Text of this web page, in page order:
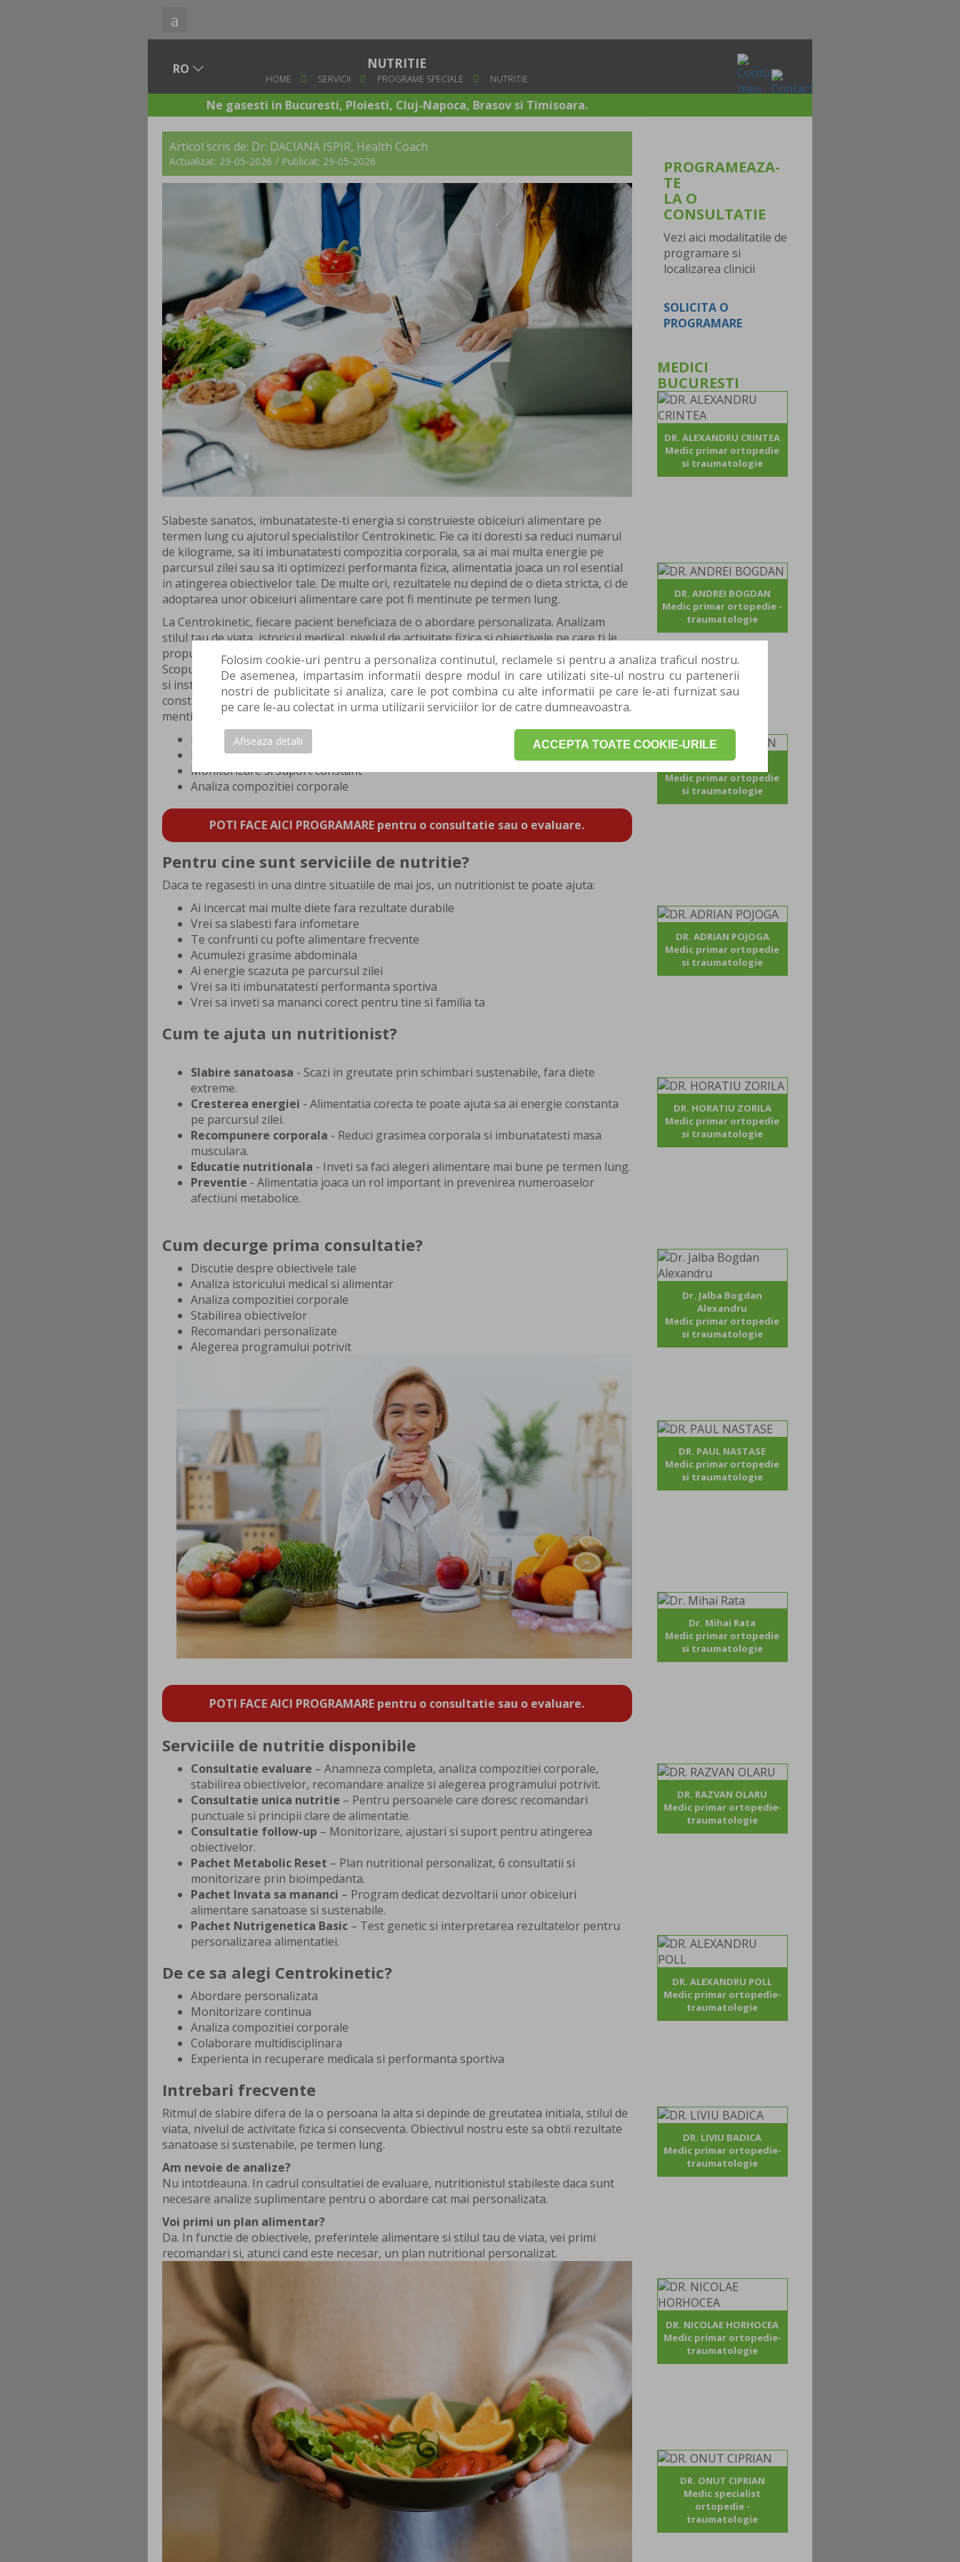
Folosim cookie-uri pentru a personaliza continutul, reclamele si pentru a analiza traficul nostru.
De asemenea, impartasim informatii despre modul in care utilizati site-ul nostru cu partenerii
nostri de publicitate si analiza, care le pot combina cu alte informatii pe care le-ati furnizat sau
pe care le-au colectat in urma utilizarii serviciilor lor de catre dumneavoastra.
ACCEPTA TOATE COOKIE-URILE
Afiseaza detalii
NUTRITIE
HOME SERVICII PROGRAME SPECIALE NUTRITIE
Ne gasesti in Bucuresti, Ploiesti, Cluj-Napoca, Brasov si Timisoara.
Articol scris de: Dr. DACIANA ISPIR, Health Coach
Actualizat: 29-05-2026 / Publicat: 29-05-2026
Slabeste sanatos, imbunatateste-ti energia si construieste obiceiuri alimentare pe
termen lung cu ajutorul specialistilor Centrokinetic. Fie ca iti doresti sa reduci numarul
de kilograme, sa iti imbunatatesti compozitia corporala, sa ai mai multa energie pe
parcursul zilei sau sa iti optimizezi performanta fizica, alimentatia joaca un rol esential
in atingerea obiectivelor tale. De multe ori, rezultatele nu depind de o dieta stricta, ci de
adoptarea unor obiceiuri alimentare care pot fi mentinute pe termen lung.
La Centrokinetic, fiecare pacient beneficiaza de o abordare personalizata. Analizam
stilul tau de viata, istoricul medical, nivelul de activitate fizica si obiectivele pe care ti le
propui pentru a construi recomandari adaptate nevoilor tale reale.
Scopul nostru nu este doar sa te ajutam sa obtii rezultate, ci si sa iti oferim cunostintele
si instrumentele necesare pentru a face alegeri alimentare mai bune zi de zi. Astfel, poti
construi o relatie mai echilibrata cu mancarea si poti obtine schimbari care sa se
mentina in timp.
Evaluare completa
Plan nutritional personalizat
Monitorizare si suport constant
Analiza compozitiei corporale
POTI FACE AICI PROGRAMARE pentru o consultatie sau o evaluare.
Pentru cine sunt serviciile de nutritie?
Daca te regasesti in una dintre situatiile de mai jos, un nutritionist te poate ajuta:
Ai incercat mai multe diete fara rezultate durabile
Vrei sa slabesti fara infometare
Te confrunti cu pofte alimentare frecvente
Acumulezi grasime abdominala
Ai energie scazuta pe parcursul zilei
Vrei sa iti imbunatatesti performanta sportiva
Vrei sa inveti sa mananci corect pentru tine si familia ta
Cum te ajuta un nutritionist?
Slabire sanatoasa - Scazi in greutate prin schimbari sustenabile, fara diete
extreme.
Cresterea energiei - Alimentatia corecta te poate ajuta sa ai energie constanta
pe parcursul zilei.
Recompunere corporala - Reduci grasimea corporala si imbunatatesti masa
musculara.
Educatie nutritionala - Inveti sa faci alegeri alimentare mai bune pe termen lung.
Preventie - Alimentatia joaca un rol important in prevenirea numeroaselor
afectiuni metabolice.
Cum decurge prima consultatie?
Discutie despre obiectivele tale
Analiza istoricului medical si alimentar
Analiza compozitiei corporale
Stabilirea obiectivelor
Recomandari personalizate
Alegerea programului potrivit
POTI FACE AICI PROGRAMARE pentru o consultatie sau o evaluare.
Serviciile de nutritie disponibile
Consultatie evaluare – Anamneza completa, analiza compozitiei corporale,
stabilirea obiectivelor, recomandare analize si alegerea programului potrivit.
Consultatie unica nutritie – Pentru persoanele care doresc recomandari
punctuale si principii clare de alimentatie.
Consultatie follow-up – Monitorizare, ajustari si suport pentru atingerea
obiectivelor.
Pachet Metabolic Reset – Plan nutritional personalizat, 6 consultatii si
monitorizare prin bioimpedanta.
Pachet Invata sa mananci – Program dedicat dezvoltarii unor obiceiuri
alimentare sanatoase si sustenabile.
Pachet Nutrigenetica Basic – Test genetic si interpretarea rezultatelor pentru
personalizarea alimentatiei.
De ce sa alegi Centrokinetic?
Abordare personalizata
Monitorizare continua
Analiza compozitiei corporale
Colaborare multidisciplinara
Experienta in recuperare medicala si performanta sportiva
Intrebari frecvente
Ritmul de slabire difera de la o persoana la alta si depinde de greutatea initiala, stilul de
viata, nivelul de activitate fizica si consecventa. Obiectivul nostru este sa obtii rezultate
sanatoase si sustenabile, pe termen lung.
Am nevoie de analize?
Nu intotdeauna. In cadrul consultatiei de evaluare, nutritionistul stabileste daca sunt
necesare analize suplimentare pentru o abordare cat mai personalizata.
Voi primi un plan alimentar?
Da. In functie de obiectivele, preferintele alimentare si stilul tau de viata, vei primi
recomandari si, atunci cand este necesar, un plan nutritional personalizat.
PROGRAMEAZA-
TE
LA O
CONSULTATIE
Vezi aici modalitatile de
programare si
localizarea clinicii
SOLICITA O
PROGRAMARE
MEDICI
BUCURESTI
DR. ALEXANDRU CRINTEA
Medic primar ortopedie
si traumatologie
DR. ANDREI BOGDAN
Medic primar ortopedie -
traumatologie
DR. CATALIN GICAN
Medic primar ortopedie
si traumatologie
DR. ADRIAN POJOGA
Medic primar ortopedie
si traumatologie
DR. HORATIU ZORILA
Medic primar ortopedie
si traumatologie
Dr. Jalba Bogdan
Alexandru
Medic primar ortopedie
si traumatologie
DR. PAUL NASTASE
Medic primar ortopedie
si traumatologie
Dr. Mihai Rata
Medic primar ortopedie
si traumatologie
DR. RAZVAN OLARU
Medic primar ortopedie-
traumatologie
DR. ALEXANDRU POLL
Medic primar ortopedie-
traumatologie
DR. LIVIU BADICA
Medic primar ortopedie-
traumatologie
DR. NICOLAE HORHOCEA
Medic primar ortopedie-
traumatologie
DR. ONUT CIPRIAN
Medic specialist
ortopedie -
traumatologie